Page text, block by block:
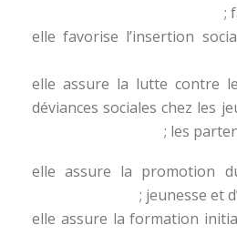
– elle favorise l’insertion
– elle assure la lutte contre
déviances sociales chez les
les
– elle assure la promotion
jeunesse et
– elle assure la formation